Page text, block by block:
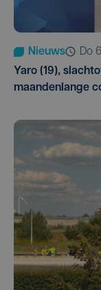
Nieuws
do
Yaro (19),
maandenlange